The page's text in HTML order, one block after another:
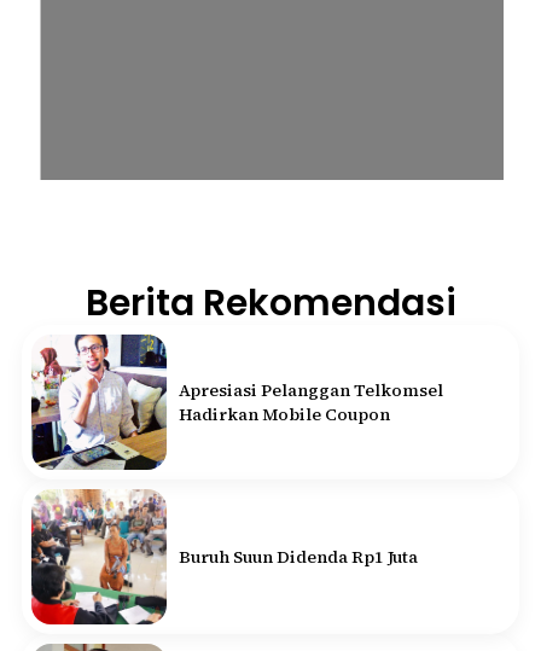
Berita Rekomendasi
Apresiasi Pelanggan Telkomsel
Hadirkan Mobile Coupon
Buruh Suun Didenda Rp1 Juta